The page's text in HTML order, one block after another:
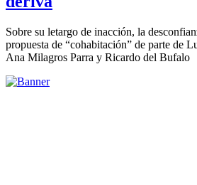
Sobre su letargo de inacción, la
propuesta de “cohabitación” de parte de
Ana Milagros Parra y Ricardo del Bufalo